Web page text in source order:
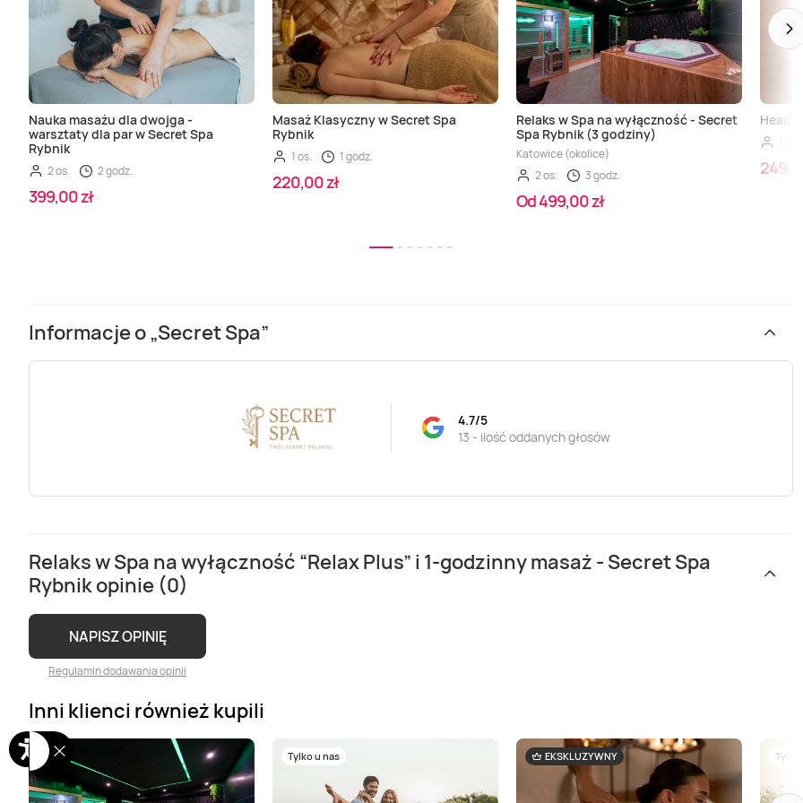
Nauka masażu dla dwojga -
warsztaty dla par w Secret Spa
Rybnik
2 os. 2 godz.
399,00 zł
Masaż Klasyczny w Secret Spa
Rybnik
1 os. 1 godz.
220,00 zł
Relaks w Spa na wyłączność - Secret
Spa Rybnik (3 godziny)
Katowice (okolice)
2 os.
3 godz.
Od 499,00 zł
Head
249,00
Informacje o „Secret Spa”
4.7/5
13 - ilość oddanych głosów
Relaks w Spa na wyłączność “Relax Plus” i 1-godzinny masaż - Secret Spa
Rybnik opinie (0)
NAPISZ OPINIĘ
Regulamin dodawania opinii
Inni klienci również kupili
Tylko u nas EKSKLUZYWNY Tylko